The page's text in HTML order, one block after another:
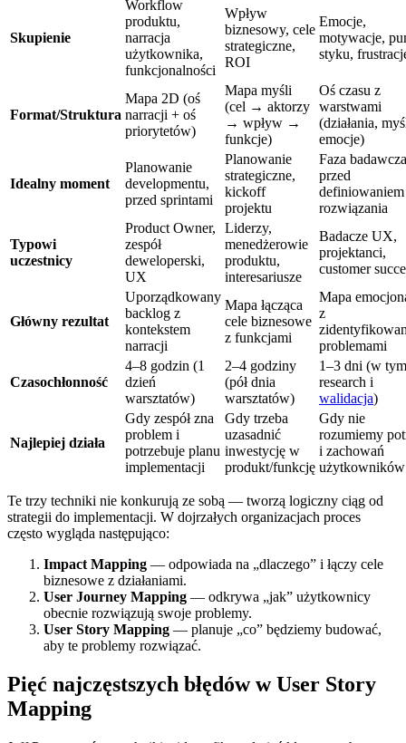
Skupienie
Workflow
produktu,
narracja
użytkownika,
funkcjonalności
Wpływ
biznesowy, cele
strategiczne,
ROI
Emocje,
motywacje,
styku,
Format/Struktura
Mapa 2D (oś
narracji + oś
priorytetów)
Mapa myśli
(cel → aktorzy
→ wpływ →
funkcje)
Oś czasu z
warstwami
(działania,
emocje)
Idealny moment
Planowanie
developmentu,
przed sprintami
Planowanie
strategiczne,
kickoff
projektu
Faza
przed
definiowaniem
rozwiązania
Typowi
uczestnicy
Product Owner,
zespół
deweloperski,
UX
Liderzy,
menedżerowie
produktu,
interesariusze
Badacze UX,
projektanci,
customer
Główny rezultat
Uporządkowany
backlog z
kontekstem
narracji
Mapa łącząca
cele biznesowe
z funkcjami
Mapa
z
problemami
Czasochłonność
4–8 godzin (1
dzień
warsztatów)
2–4 godziny
(pół dnia
warsztatów)
1–3 dni (w tym
research i
walidacja)
Najlepiej działa
Gdy zespół zna
problem i
potrzebuje planu
implementacji
Gdy trzeba
uzasadnić
inwestycję w
produkt/funkcję
Gdy nie
rozumiemy
i zachowań
użytkowników
Te trzy techniki nie konkurują ze sobą — tworzą logiczny ciąg od
strategii do implementacji. W dojrzałych organizacjach proces
często wygląda następująco:
Impact Mapping — odpowiada na „dlaczego” i łączy cele
biznesowe z działaniami.
User Journey Mapping — odkrywa „jak” użytkownicy
obecnie rozwiązują swoje problemy.
User Story Mapping — planuje „co” będziemy budować,
aby te problemy rozwiązać.
Pięć najczęstszych błędów w User Story
Mapping